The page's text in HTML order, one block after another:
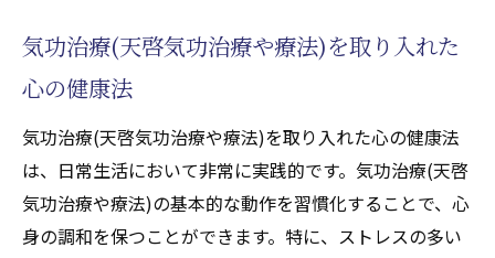
気功治療(天啓気功治療や療法)を取り入れた
心の健康法
気功治療(天啓気功治療や療法)を取り入れた心の健康法
は、日常生活において非常に実践的です。気功治療(天啓
気功治療や療法)の基本的な動作を習慣化することで、心
身の調和を保つことができます。特に、ストレスの多い